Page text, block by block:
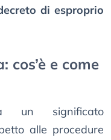
di esproprio
cos’è e come
significato
alle procedure